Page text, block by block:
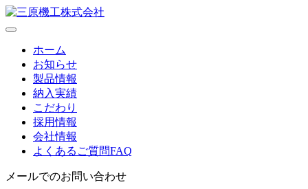
toggle
navigationホーム
お知らせ
製品情報
納入実績
こだわり
採用情報
会社情報
よくあるご質問FAQ
メールでのお問い合わせ